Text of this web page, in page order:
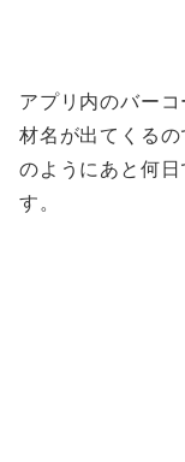
アプリ内のバー
材名が出てくる
のようにあと何
す。